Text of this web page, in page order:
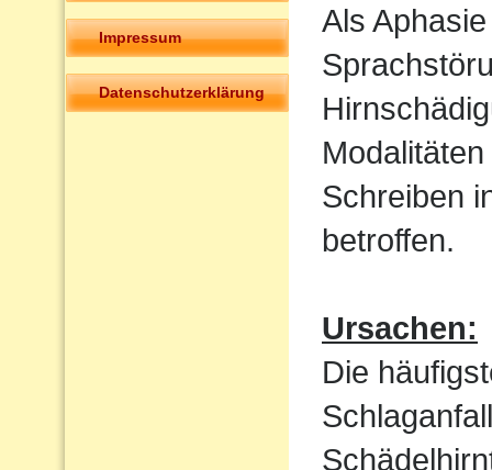
Impressum
Datenschutzerklärung
Als
Schreiben
betroffen.
Ursachen:
Die